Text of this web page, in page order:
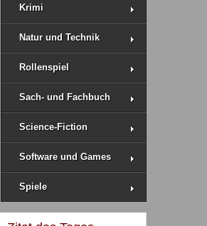
Krimi
Natur und Technik
Rollenspiel
Sach- und Fachbuch
Science-Fiction
Software und Games
Spiele